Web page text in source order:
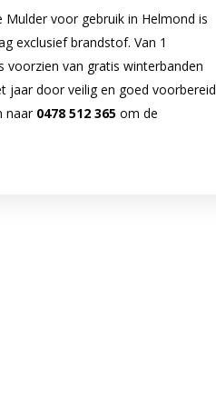
Mulder voor gebruik in Helmond is
exclusief brandstof. Van 1
van gratis winterbanden
jaar door veilig en goed voorbereid
naar 0478 512 365om de